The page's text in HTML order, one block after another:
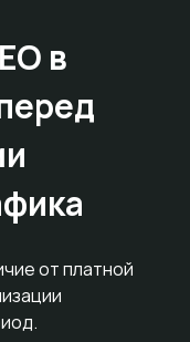
в
от платной